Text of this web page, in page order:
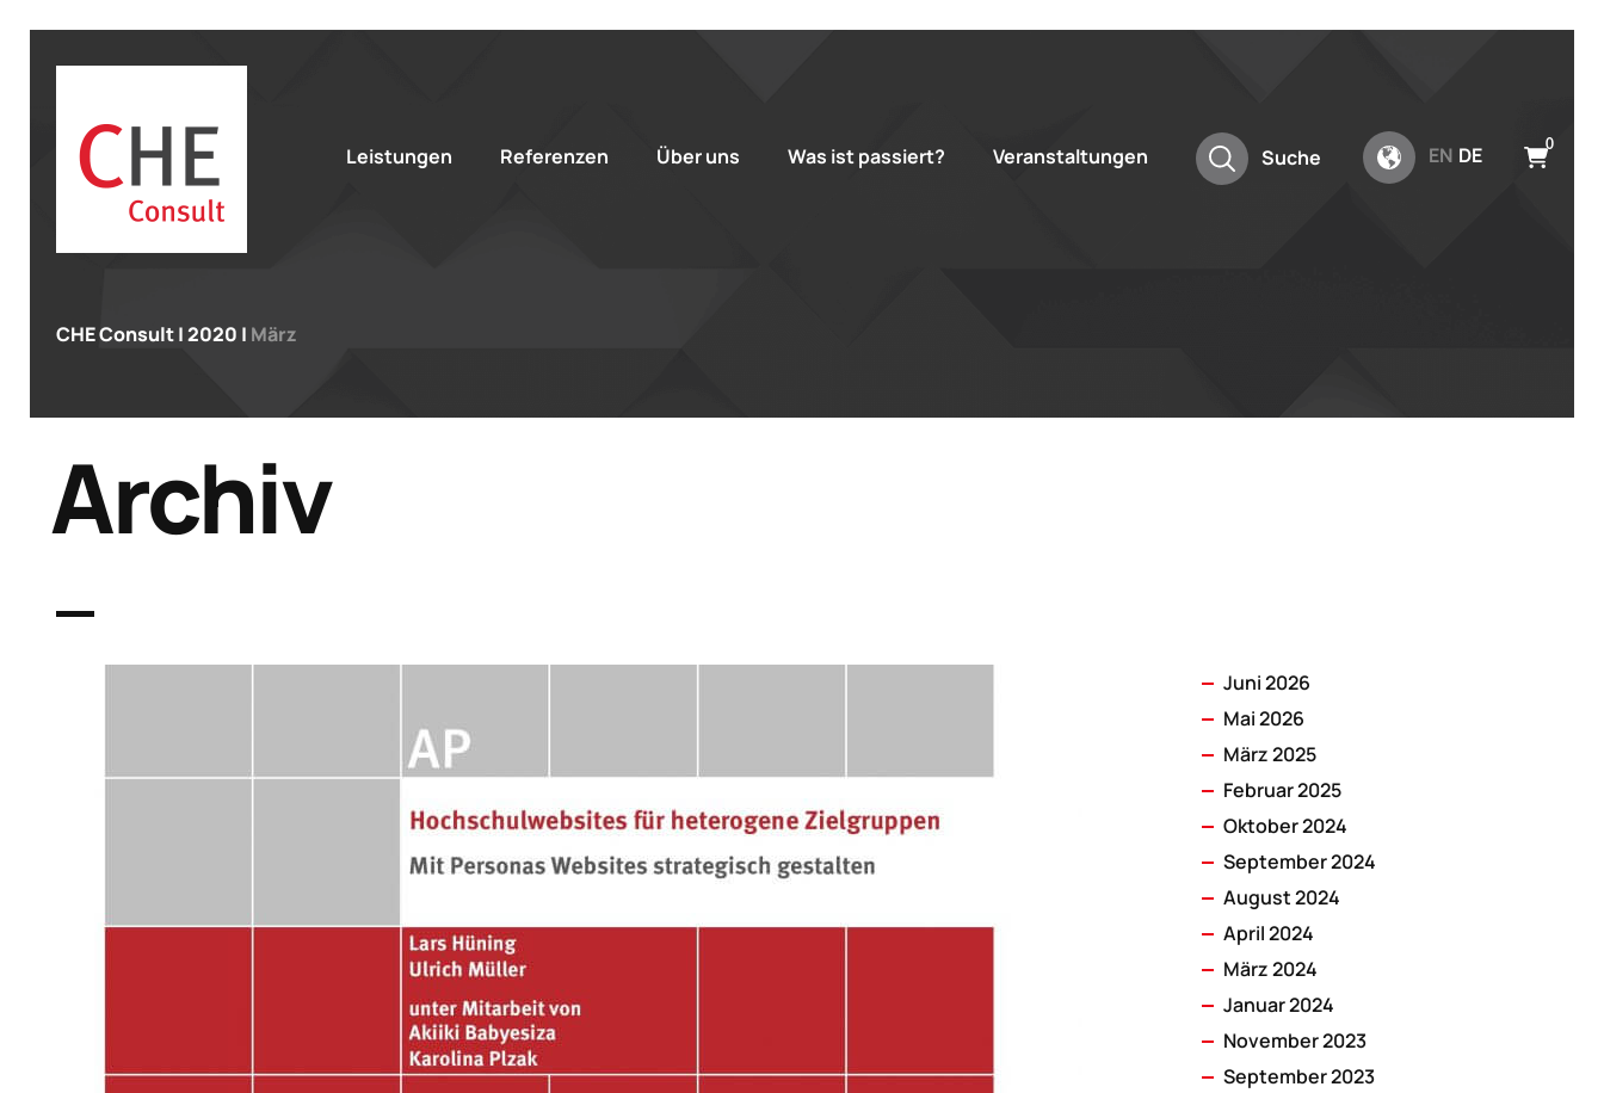
Leistungen Referenzen Über uns Was ist passiert? Veranstaltungen Suche EN DE 0
CHE Consult|2020 | März
Archiv
Juni 2026
Mai 2026
März 2025
Februar 2025
Oktober 2024
September 2024
August 2024
April 2024
März 2024
Januar 2024
November 2023
September 2023